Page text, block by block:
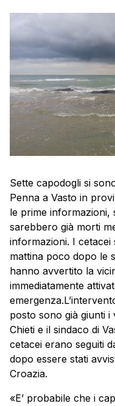
hanno avvertito la
Sette capodogli si
Penna a Vasto in
le prime informazioni,
sarebbero già morti
informazioni. I cetacei
mattina poco dopo le
hanno avvertito la
immediatamente
posto sono già giunti
Chieti e il sindaco di
cetacei erano seguiti
dopo essere stati
Croazia.
«E’ probabile che i